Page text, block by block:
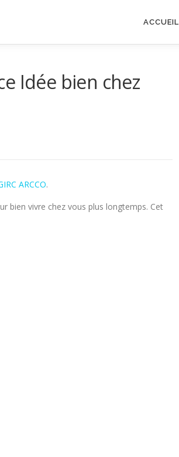
ACCUEIL
Idée bien chez
ARCCO.
bien vivre chez vous plus longtemps. Cet